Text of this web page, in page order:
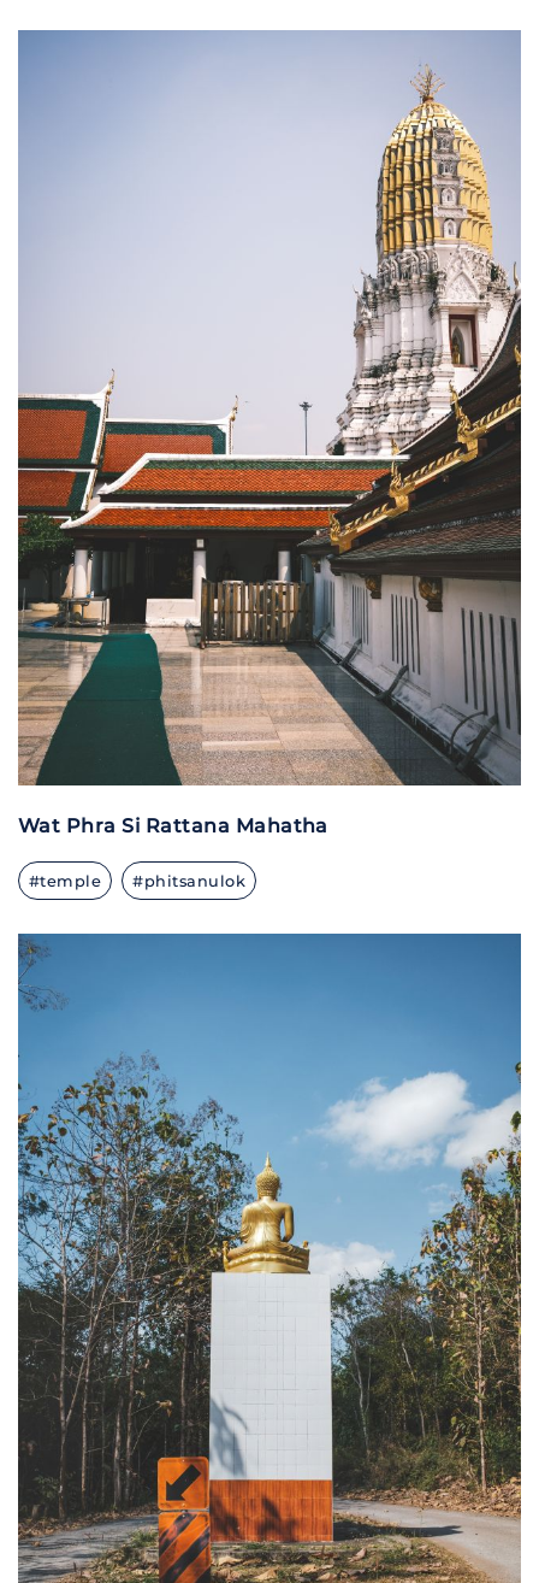
Wat Phra Si Rattana Mahatha
#temple #phitsanulok